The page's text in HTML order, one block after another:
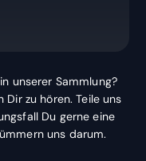
unserer Sammlung?
zu hören. Teile uns
Du gerne eine
uns darum.